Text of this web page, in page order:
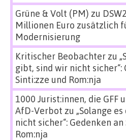
Grüne & Volt (PM) zu
Millionen Euro zusätzlich
Modernisierung
Kritischer Beobachterzu
gibt, sind wir nicht sicher“:
Sinti:zze und Rom:nja
1000 Jurist:innen, die GFF
AfD-Verbot zu „Solange
nicht sicher“: Gedenken
Rom:nja